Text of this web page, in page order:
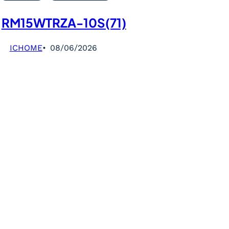
RM15WTRZA-10S(71)
ICHOME 08/06/2026